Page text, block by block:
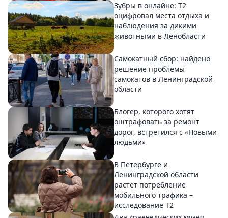
Зубры в онлайне: Т2
оцифровал места отдыха и
наблюдения за дикими
животными в Ленобласти
Самокатный сбор: найдено
решение проблемы
самокатов в Ленинградской
области
Блогер, которого хотят
оштрафовать за ремонт
дорог, встретился с «Новыми
людьми»
В Петербурге и
Ленинградской области
растет потребление
мобильного трафика –
исследование T2